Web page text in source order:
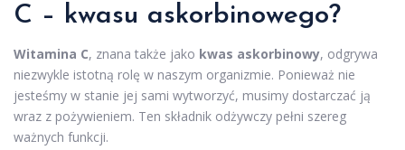
C – kwasu askorbinowego?
Witamina C, znana także jako kwas askorbinowy, odgrywa
niezwykle istotną rolę w naszym organizmie. Ponieważ nie
jesteśmy w stanie jej sami wytworzyć, musimy dostarczać ją
wraz z pożywieniem. Ten składnik odżywczy pełni szereg
ważnych funkcji.